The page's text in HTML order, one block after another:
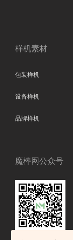
样机素材
包装样机
设备样机
品牌样机
魔棒网公众号